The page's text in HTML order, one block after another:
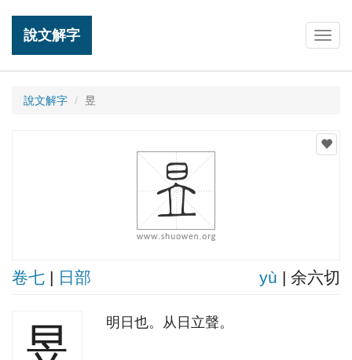
說文解字
說文解字 昱
卷七 | 日部 yù | 余六切
昱 明日也。从日立聲。